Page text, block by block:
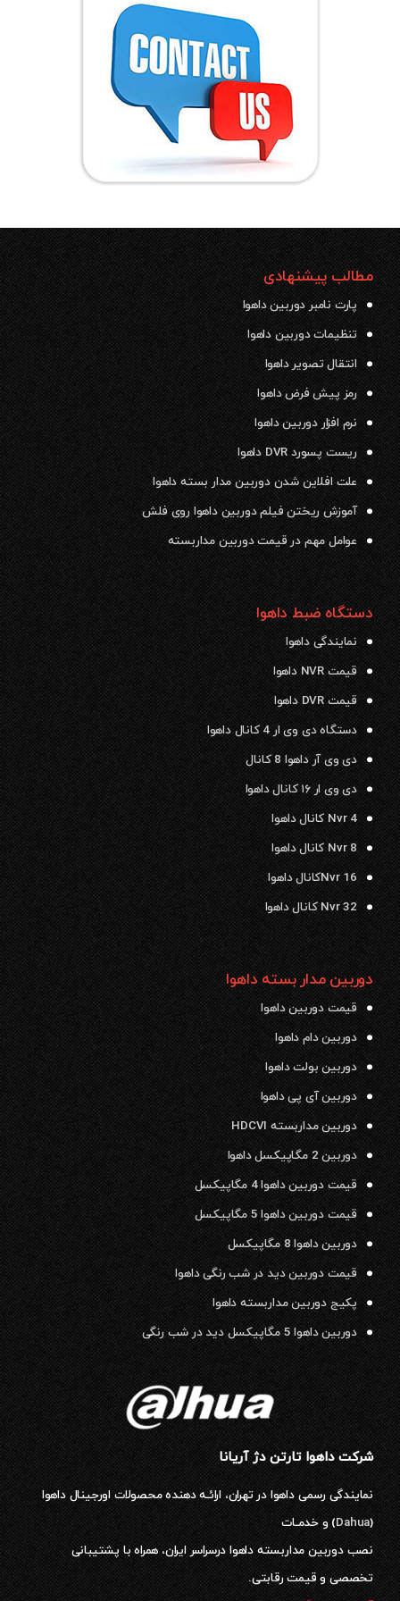
مطالب پیشنهادی
پارت نامبر دوربین داهوا
تنظیمات دوربین داهوا
انتقال تصویر داهوا
رمز پیش فرض داهوا
نرم افزار دوربین داهوا
ریست پسورد DVR داهوا
علت افلاین شدن دوربین مدار بسته داهوا
آموزش ریختن فیلم دوربین داهوا روی فلش
عوامل مهم در قیمت دوربین مداربسته
دستگاه ضبط داهوا
نمایندگی داهوا
قیمت NVR داهوا
قیمت DVR داهوا
دستگاه دی وی ار 4 کانال داهوا
دی وی آر داهوا 8 کانال
دی وی ار ۱۶ کانال داهوا
Nvr 4 کانال داهوا
Nvr 8 کانال داهوا
Nvr 16کانال داهوا
Nvr 32 کانال داهوا
دوربین مدار بسته داهوا
قیمت دوربین داهوا
دوربین دام داهوا
دوربین بولت داهوا
دوربین آی پی داهوا
دوربین مداربسته HDCVI
دوربین 2 مگاپیکسل داهوا
قیمت دوربین داهوا 4 مگاپیکسل
قیمت دوربین داهوا 5 مگاپیکسل
دوربین داهوا 8 مگاپیکسل
قیمت دوربین دید در شب رنگی داهوا
پکیج دوربین مداربسته داهوا
دوربین داهوا 5 مگاپیکسل دید در شب رنگی
شرکت داهوا تارتن دژ آریانا
نمایندگی رسمی داهوا در تهران، ارائـه دهنده محصولات اورجینال داهوا
(
Dahua) و خدمـات
نصب دوربین مداربسته داهوا درسراسر ایران، همراه با پشتیبانی
تخصصی و قیمت رقابتی.